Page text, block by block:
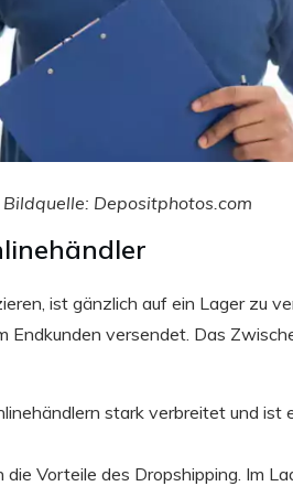
Depositphotos.com
ist gänzlich auf ein Lager zu
versendet. Das
stark verbreitet und ist
Vorteile des Dropshipping. Im